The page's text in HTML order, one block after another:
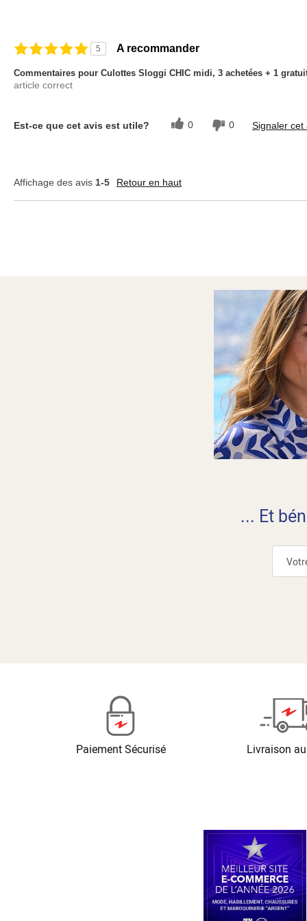
5 A recommander
Commentaires pour Culottes Sloggi CHIC midi, 3 achetées + 1
article correct
Est-ce que cet avis est utile? 0 0 Signaler cet
Affichage des avis 1-5 Retour en haut
... Et
Paiement Sécurisé Livraison